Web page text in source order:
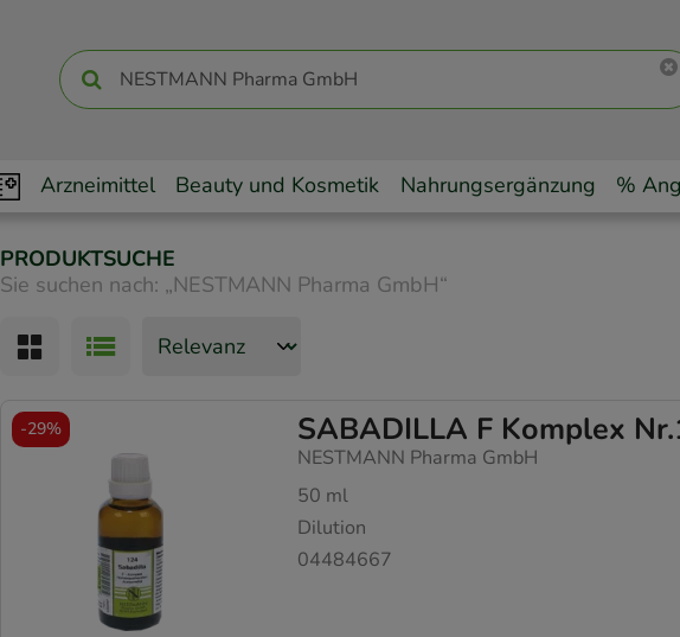
Arzneimittel Beauty und Kosmetik Nahrungsergänzung %
PRODUKTSUCHE
Sie suchen nach: „NESTMANN Pharma GmbH“
SABADILLA F Komplex
NESTMANN Pharma GmbH
50 ml
Dilution
04484667
-29%